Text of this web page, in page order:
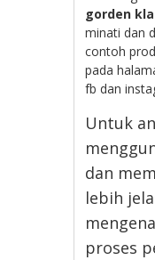
gorden
minati dan
contoh
pada
fb dan
Untuk
dan
lebih
proses